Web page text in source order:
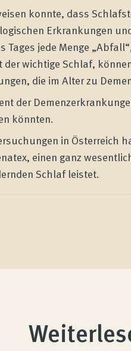
konnte, dass
Erkrankungen
jede Menge
wichtige Schlaf,
die im Alter zu
der
könnten.
in Österreich
einen ganz
Schlaf leistet.